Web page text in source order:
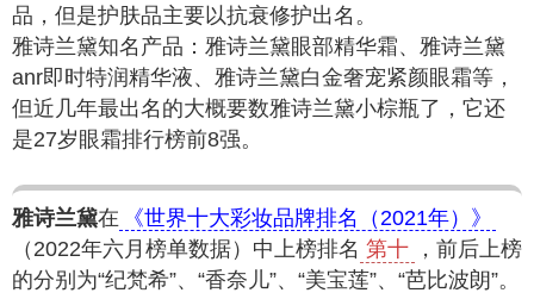
品，但是护肤品主要以抗衰修护出名。
雅诗兰黛知名产品：雅诗兰黛眼部精华霜、雅诗兰黛
anr即时特润精华液、雅诗兰黛白金奢宠紧颜眼霜等，
但近几年最出名的大概要数雅诗兰黛小棕瓶了，它还
是27岁眼霜排行榜前8强。
雅诗兰黛在
《世界十大彩妆品牌排名（2021年）》
（2022年六月榜单数据）中上榜排名 第十
，前后上榜
的分别为“纪梵希”、“香奈儿”、“美宝莲”、“芭比波朗”。